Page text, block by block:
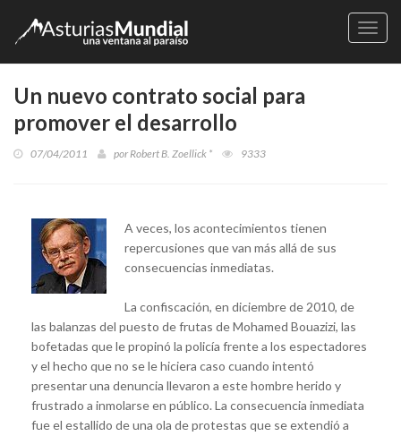
Un nuevo contrato social para
promover el desarrollo
07/04/2011 porRobert B. Zoellick * 9333
A veces, los acontecimientos tienen
repercusiones que van más allá de sus
consecuencias inmediatas.
La confiscación, en diciembre de 2010, de
las balanzas del puesto de frutas de Mohamed Bouazizi, las
bofetadas que le propinó la policía frente a los espectadores
y el hecho que no se le hiciera caso cuando intentó
presentar una denuncia llevaron a este hombre herido y
frustrado a inmolarse en público. La consecuencia inmediata
fue el estallido de una ola de protestas que se extendió a